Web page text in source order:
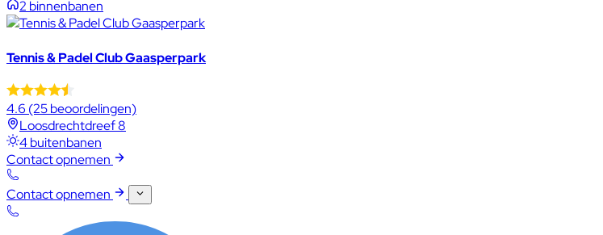
2 binnenbanen
Tennis & Padel Club Gaasperpark
4.6 (25 beoordelingen)
Loosdrechtdreef 8
4 buitenbanen
Contact opnemen
Contact opnemen